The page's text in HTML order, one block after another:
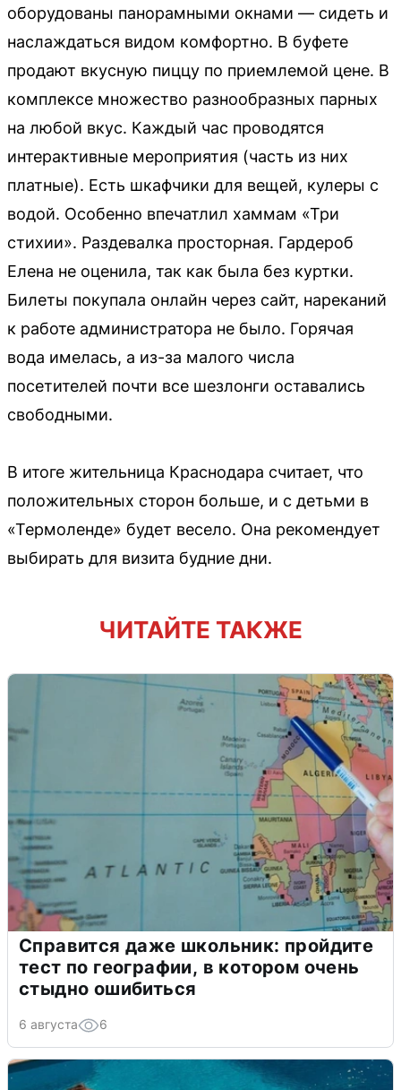
оборудованы панорамными окнами — сидеть и
наслаждаться видом комфортно. В буфете
продают вкусную пиццу по приемлемой цене. В
комплексе множество разнообразных парных
на любой вкус. Каждый час проводятся
интерактивные мероприятия (часть из них
платные). Есть шкафчики для вещей, кулеры с
водой. Особенно впечатлил хаммам «Три
стихии». Раздевалка просторная. Гардероб
Елена не оценила, так как была без куртки.
Билеты покупала онлайн через сайт, нареканий
к работе администратора не было. Горячая
вода имелась, а из-за малого числа
посетителей почти все шезлонги оставались
свободными.
В итоге жительница Краснодара считает, что
положительных сторон больше, и с детьми в
«Термоленде» будет весело. Она рекомендует
выбирать для визита будние дни.
ЧИТАЙТЕ ТАКЖЕ
Справится даже школьник: пройдите
тест по географии, в котором очень
стыдно ошибиться
6 августа 6